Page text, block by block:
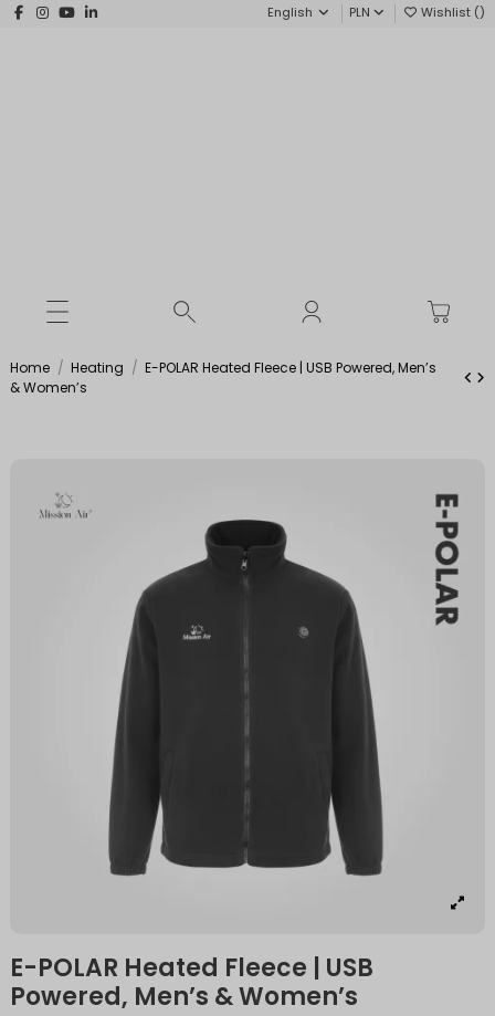
English PLN Wishlist ()
Home Heating
E-POLAR Heated Fleece | USB Powered, Men’s
& Women’s
E-POLAR Heated Fleece | USB
Powered, Men’s & Women’s